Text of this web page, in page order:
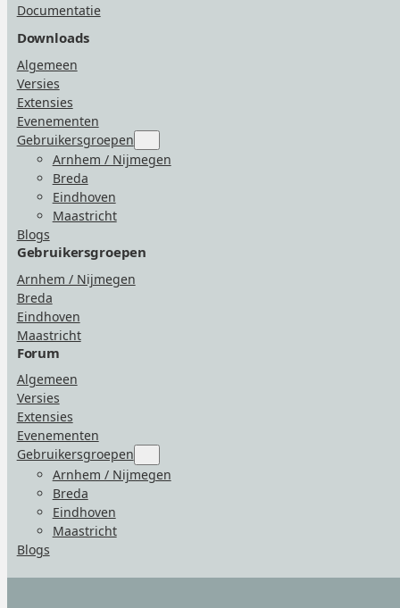
Documentatie
Downloads
Algemeen
Versies
Extensies
Evenementen
Gebruikersgroepen
for
“Gebruikersgroepen”
Arnhem / Nijmegen
Breda
Eindhoven
Maastricht
Blogs
Gebruikersgroepen
Arnhem / Nijmegen
Breda
Eindhoven
Maastricht
Forum
Algemeen
Versies
Extensies
Evenementen
Gebruikersgroepen
for
“Gebruikersgroepen”
Arnhem / Nijmegen
Breda
Eindhoven
Maastricht
Blogs